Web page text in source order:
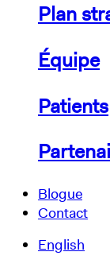
Plan
Équipe
Patients
Blogue
Contact
English